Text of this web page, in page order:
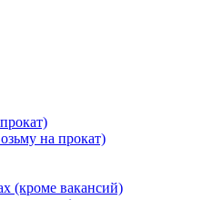
на прокат)
(кроме вакансий)